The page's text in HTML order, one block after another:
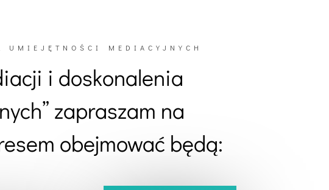
MEDIACYJNYCH
i doskonalenia
zapraszam na
obejmować będą: